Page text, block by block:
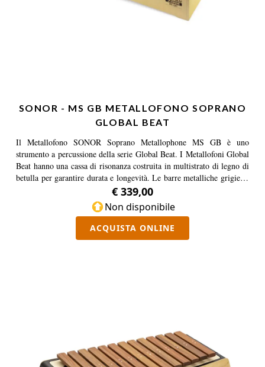
SONOR - MS GB METALLOFONO SOPRANO
GLOBAL BEAT
Il Metallofono SONOR Soprano Metallophone MS GB è uno
strumento a percussione della serie Global Beat. I Metallofoni Global
Beat hanno una cassa di risonanza costruita in multistrato di legno di
betulla per garantire durata e longevità. Le barre metalliche grigie in
lega speciale sono intonate su scale fondamentali e hanno una
dimensione 5 mm di spessore e 35 mm di larghezza rendendo più
facile la suonabilità. Le barre compongono una scala di Do Maggiore
– C Major in accordatura Fondamentale di tipo Soprano ed è
costituita da un range di 16 toni compresi tra C2 e A3 (incluse F#2,
€ 339,00
Non disponibile
ACQUISTA ONLINE